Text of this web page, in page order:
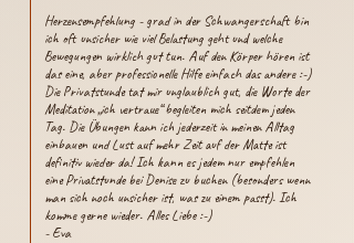
Herzensempfehlung - grad in der Schwangerschaft bin
ich oft unsicher wie viel Belastung geht und welche
Bewegungen wirklich gut tun. Auf den Körper hören ist
das eine, aber professionelle Hilfe einfach das andere :-)
Die Privatstunde tat mir unglaublich gut, die Worte der
Meditation „ich vertraue“ begleiten mich seitdem jeden
Tag. Die Übungen kann ich jederzeit in meinen Alltag
einbauen und Lust auf mehr Zeit auf der Matte ist
definitiv wieder da! Ich kann es jedem nur empfehlen
eine Privatstunde bei Denise zu buchen (besonders wenn
man sich noch unsicher ist, was zu einem passt). Ich
komme gerne wieder. Alles Liebe :-)
- Eva